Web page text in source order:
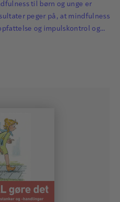
til børn og unge er
peger på, at mindfulness
og impulskontrol og
børn og unge giver en bred